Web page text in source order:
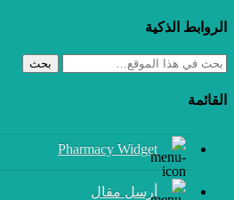
الروابط الذكية
بحث
القائمة
Pharmacy Widget
أرسل مقال